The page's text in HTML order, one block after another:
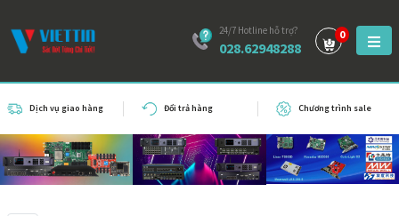
24/7 Hotline hỗ trợ?
028.62948288
0
Dịch vụ giao hàng Đổi trả hàng Chương trình sale